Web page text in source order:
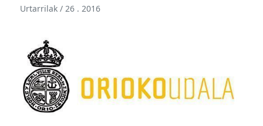
Urtarrilak / 26 . 2016